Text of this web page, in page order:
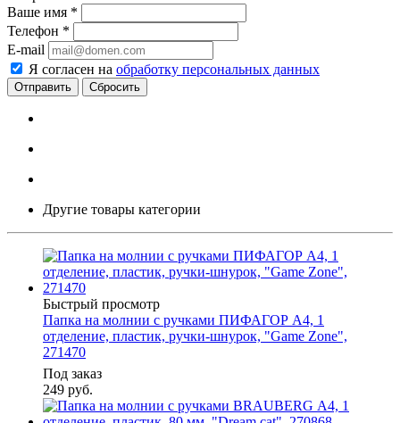
Ваше имя *
Телефон *
E-mail
Я согласен на обработку персональных данных
Сбросить
Другие товары категории
Быстрый просмотр
Папка на молнии с ручками ПИФАГОР А4, 1
отделение, пластик, ручки-шнурок, "Game Zone",
271470
Под заказ
249 руб.